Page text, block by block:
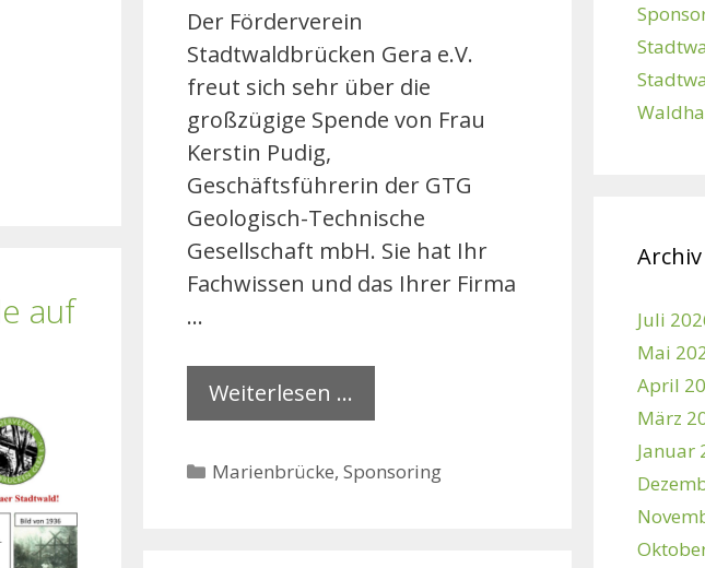
Der Förderverein
Stadtwaldbrücken Gera e.V.
freut sich sehr über die
großzügige Spende von Frau
Kerstin Pudig,
Geschäftsführerin der GTG
Geologisch-Technische
Gesellschaft mbH. Sie hat Ihr
Fachwissen und das Ihrer Firma
…
Weiterlesen …
Kategorien
Marienbrücke, Sponsoring
auf
Archiv
Juli
Mai
April
März
Januar